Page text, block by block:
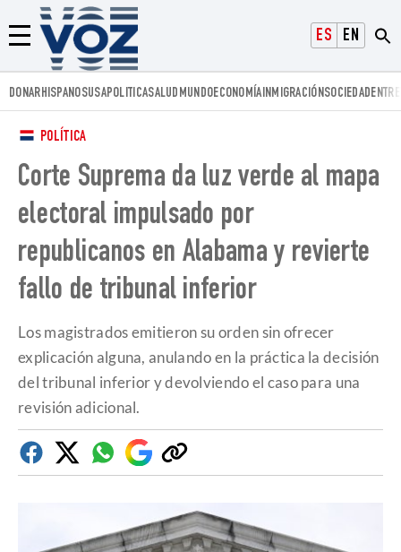
ESPAÑOLENGLISH
Menú
Voz.us
DONARHISPANOSUSAPOLITICASALUD MUNDOECONOMÍAINMIGRACIÓNSOCIEDAD
POLÍTICA
Corte Suprema da luz verde al mapa
electoral impulsado por
republicanos en Alabama y revierte
fallo de tribunal inferior
Los magistrados emitieron su orden sin ofrecer
explicación alguna, anulando en la práctica la decisión
del tribunal inferior y devolviendo el caso para una
revisión adicional.
FacebookTwitterWhatsapp
Google
Discover
Copiar
enlace